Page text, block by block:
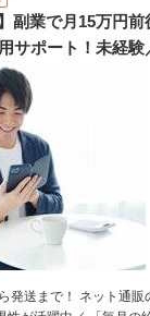
副業で月15万円
サポート！未経験
発送まで！ ネット通